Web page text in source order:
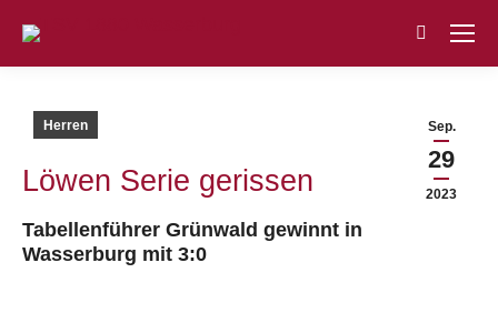
Search:
Sep.
29
2023
Herren
Löwen Serie gerissen
Tabellenführer Grünwald gewinnt in
Wasserburg mit 3:0